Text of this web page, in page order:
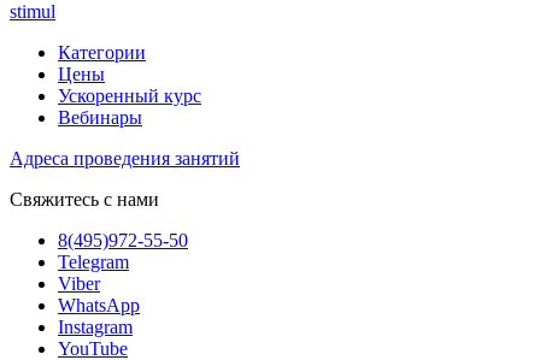
stimul
Категории
Цены
Ускоренный курс
Вебинары
Адреса проведения занятий
Свяжитесь с нами
8(495)972-55-50
Telegram
Viber
WhatsApp
Instagram
YouTube